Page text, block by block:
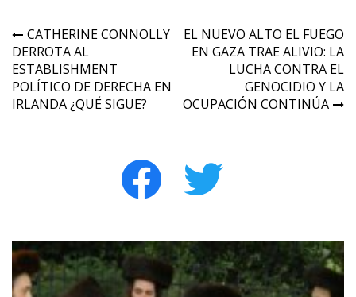
Navegación
de
entradas
CATHERINE CONNOLLY
DERROTA AL
ESTABLISHMENT
POLÍTICO DE DERECHA EN
IRLANDA ¿QUÉ SIGUE?
EL NUEVO ALTO EL FUEGO
EN GAZA TRAE ALIVIO: LA
LUCHA CONTRA EL
GENOCIDIO Y LA
OCUPACIÓN CONTINÚA
facebook twitter